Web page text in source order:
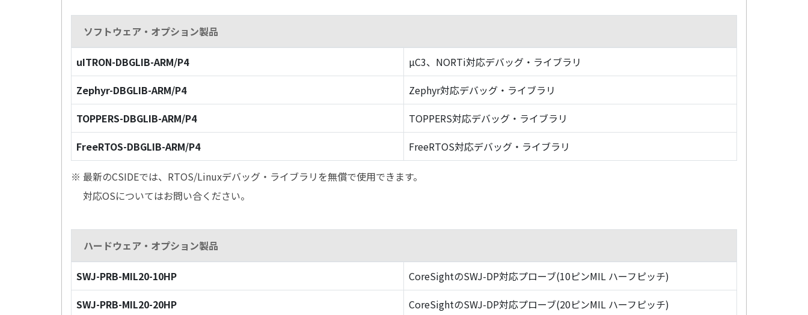
ソフトウェア・オプション製品
uITRON-DBGLIB-ARM/P4
µC3、NORTi対応デバッグ・ライブラリ
Zephyr-DBGLIB-ARM/P4
Zephyr対応デバッグ・ライブラリ
TOPPERS-DBGLIB-ARM/P4
TOPPERS対応デバッグ・ライブラリ
FreeRTOS-DBGLIB-ARM/P4
FreeRTOS対応デバッグ・ライブラリ
※ 最新のCSIDEでは、RTOS/Linuxデバッグ・ライブラリを無償で使用できます。
対応OSについてはお問い合ください。
ハードウェア・オプション製品
SWJ-PRB-MIL20-10HP
CoreSightのSWJ-DP対応プローブ(10ピンMIL ハーフピッチ)
SWJ-PRB-MIL20-20HP
CoreSightのSWJ-DP対応プローブ(20ピンMIL ハーフピッチ)